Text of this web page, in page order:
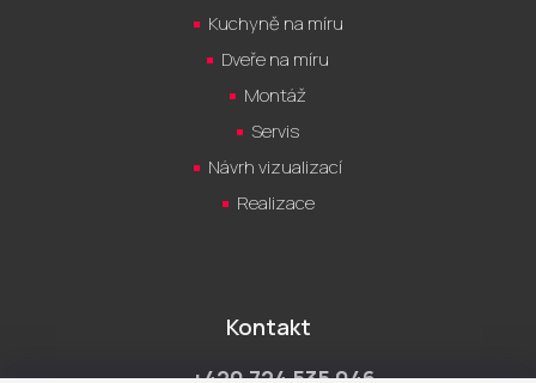
Kuchyně na míru
Dveře na míru
Montáž
Servis
Návrh vizualizací
Realizace
Kontakt